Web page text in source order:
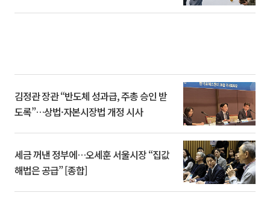
김정관 장관 “반도체 성과급, 주총 승인 받
도록”…상법·자본시장법 개정 시사
세금 꺼낸 정부에…오세훈 서울시장 “집값
해법은 공급” [종합]